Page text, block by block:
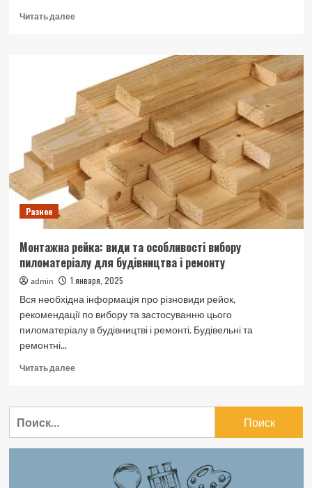
Читать далееПрочитать
запропонує
найкращий
будинок
престарілих
Разное
Монтажна рейка: види та особливості вибору
пиломатеріалу для будівництва і ремонту
admin
1 января, 2025
Вся необхідна інформація про різновиди рейок,
рекомендації по вибору та застосуванню цього
пиломатеріалу в будівництві і ремонті. Будівельні та
ремонтні...
Читать далееПрочитать
Монтажна
пиломатеріалу